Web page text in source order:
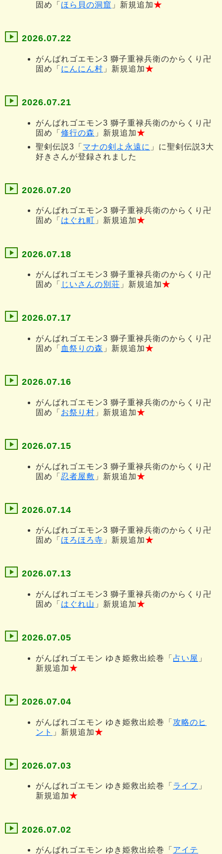
固め「 ほら貝の洞窟 」新規追加★
2026.07.22
がんばれゴエモン3 獅子重禄兵衛のからくり卍
固め「 にんにん村 」新規追加★
2026.07.21
がんばれゴエモン3 獅子重禄兵衛のからくり卍
固め「 修行の森 」新規追加★
聖剣伝説3「 マナの剣よ永遠に 」に聖剣伝説3大
好きさんが登録されました
2026.07.20
がんばれゴエモン3 獅子重禄兵衛のからくり卍
固め「 はぐれ町 」新規追加★
2026.07.18
がんばれゴエモン3 獅子重禄兵衛のからくり卍
固め「 じいさんの別荘 」新規追加★
2026.07.17
がんばれゴエモン3 獅子重禄兵衛のからくり卍
固め「 血祭りの森 」新規追加★
2026.07.16
がんばれゴエモン3 獅子重禄兵衛のからくり卍
固め「 お祭り村 」新規追加★
2026.07.15
がんばれゴエモン3 獅子重禄兵衛のからくり卍
固め「 忍者屋敷 」新規追加★
2026.07.14
がんばれゴエモン3 獅子重禄兵衛のからくり卍
固め「 ほろほろ寺 」新規追加★
2026.07.13
がんばれゴエモン3 獅子重禄兵衛のからくり卍
固め「 はぐれ山 」新規追加★
2026.07.05
がんばれゴエモン ゆき姫救出絵巻「 占い屋 」
新規追加★
2026.07.04
がんばれゴエモン ゆき姫救出絵巻「 攻略のヒ
ント
」新規追加★
2026.07.03
がんばれゴエモン ゆき姫救出絵巻「 ライフ 」
新規追加★
2026.07.02
がんばれゴエモン ゆき姫救出絵巻「 アイテ